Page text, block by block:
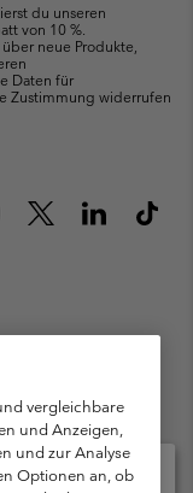
du unseren
von 10 %.
neue Produkte,
Daten für
Zustimmung widerrufen
Garantie
vergleichbare
und Anzeigen,
und zur Analyse
Optionen an, ob